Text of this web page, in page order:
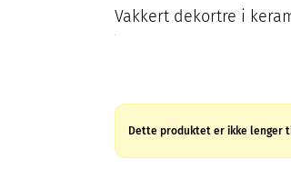
Vakkert dekortre i
Dette produktet er ikke lenger